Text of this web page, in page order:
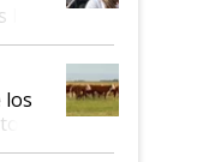
los